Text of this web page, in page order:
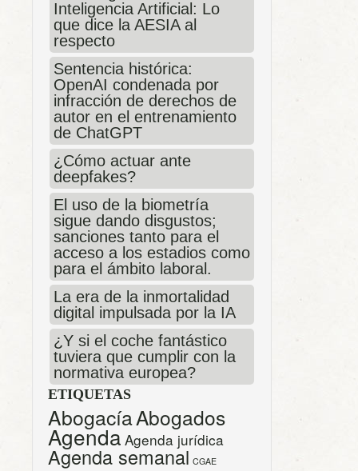
Inteligencia Artificial: Lo
que dice la AESIA al
respecto
Sentencia histórica:
OpenAI condenada por
infracción de derechos de
autor en el entrenamiento
de ChatGPT
¿Cómo actuar ante
deepfakes?
El uso de la biometría
sigue dando disgustos;
sanciones tanto para el
acceso a los estadios como
para el ámbito laboral.
La era de la inmortalidad
digital impulsada por la IA
¿Y si el coche fantástico
tuviera que cumplir con la
normativa europea?
ETIQUETAS
AbogacíaAbogados
Agenda Agenda jurídica
Agenda semanal CGAE